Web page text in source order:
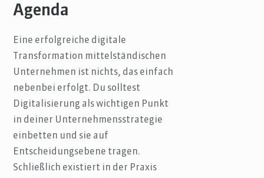
Agenda
Eine erfolgreiche digitale
Transformation mittelständischen
Unternehmen ist nichts, das einfach
nebenbei erfolgt. Du solltest
Digitalisierung als wichtigen Punkt
in deiner Unternehmensstrategie
einbetten und sie auf
Entscheidungsebene tragen.
Schließlich existiert in der Praxis